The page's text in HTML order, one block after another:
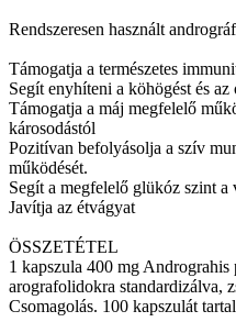
Rendszeresen használt
Támogatja a természetes
Segít enyhíteni a köhögést és az
Támogatja a máj megfelelő
károsodástól
Pozitívan befolyásolja a szív
működését.
Segít a megfelelő glükóz szint a
Javítja az étvágyat
ÖSSZETÉTEL
1 kapszula 400 mg
arografolidokra standardizálva,
Csomagolás. 100 kapszulát